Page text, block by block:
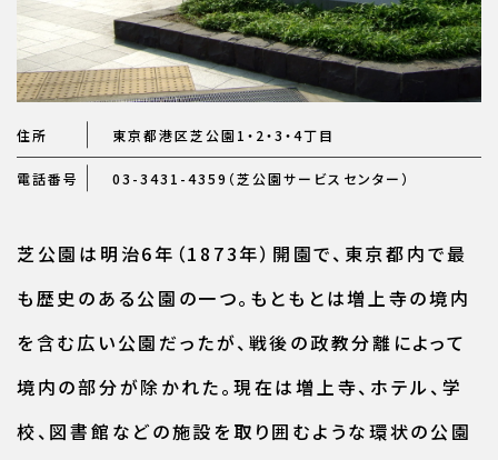
住所 東京都港区芝公園1・2・3・4丁目
電話番号 03-3431-4359（芝公園サービスセンター）
芝公園は明治6年（1873年）開園で、東京都内で最
も歴史のある公園の一つ。もともとは増上寺の境内
を含む広い公園だったが、戦後の政教分離によって
境内の部分が除かれた。現在は増上寺、ホテル、学
校、図書館などの施設を取り囲むような環状の公園